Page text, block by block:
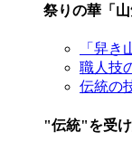
祭りの華「山
「舁き
職人技
伝統の
"伝統"を受け